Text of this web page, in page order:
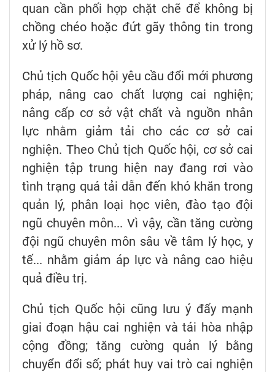
quan cần phối hợp chặt chẽ để không bị
chồng chéo hoặc đứt gãy thông tin trong
xử lý hồ sơ.
Chủ tịch Quốc hội yêu cầu đổi mới phương
pháp, nâng cao chất lượng cai nghiện;
nâng cấp cơ sở vật chất và nguồn nhân
lực nhằm giảm tải cho các cơ sở cai
nghiện. Theo Chủ tịch Quốc hội, cơ sở cai
nghiện tập trung hiện nay đang rơi vào
tình trạng quá tải dẫn đến khó khăn trong
quản lý, phân loại học viên, đào tạo đội
ngũ chuyên môn... Vì vậy, cần tăng cường
đội ngũ chuyên môn sâu về tâm lý học, y
tế... nhằm giảm áp lực và nâng cao hiệu
quả điều trị.
Chủ tịch Quốc hội cũng lưu ý đẩy mạnh
giai đoạn hậu cai nghiện và tái hòa nhập
cộng đồng; tăng cường quản lý bằng
chuyển đổi số; phát huy vai trò cai nghiện